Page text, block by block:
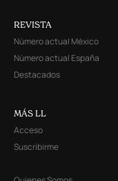
REVISTA
Número actual México
Número actual España
Destacados
MÁS LL
Acceso
Suscribirme